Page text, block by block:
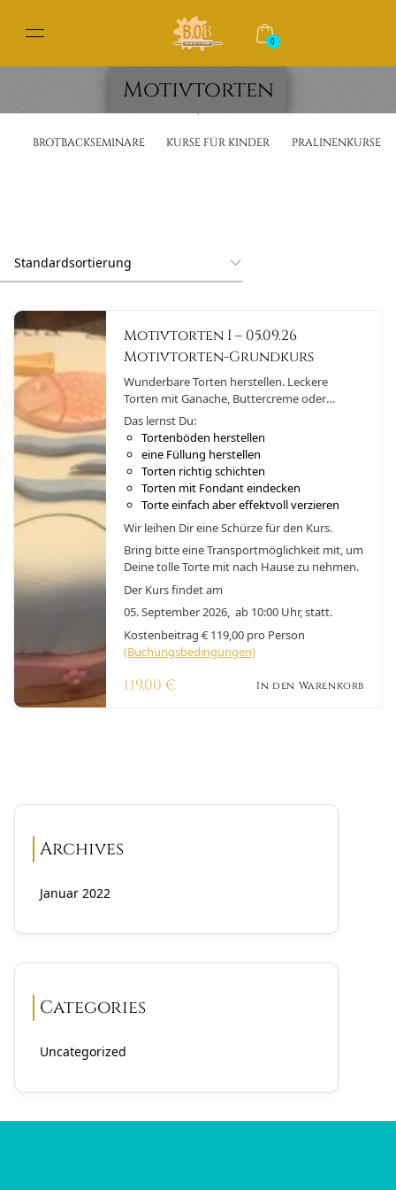
0
Motivtorten
BROTBACKSEMINARE KURSE FÜR KINDER PRALINENKURSE
Motivtorten I – 05.09.26
Motivtorten-Grundkurs
Wunderbare Torten herstellen. Leckere
Torten mit Ganache, Buttercreme oder
Konditorcreme schichten. Richtig mit
Fondant eindecken. Einfache aber effektvolle
Verzierung herstellen, die auch für Anfänger
leicht zu lernen sind. Stell Deine erste perfekte
Motivtorte her!
Das lernst Du:
Tortenböden herstellen
eine Füllung herstellen
Torten richtig schichten
Torten mit Fondant eindecken
Torte einfach aber effektvoll verzieren
Wir leihen Dir eine Schürze für den Kurs.
Bring bitte eine Transportmöglichkeit mit, um
Deine tolle Torte mit nach Hause zu nehmen.
Der Kurs findet am
05. September 2026, ab 10:00 Uhr, statt.
Kostenbeitrag € 119,00 pro Person
(Buchungsbedingungen)
119,00 € In den Warenkorb
Archives
Januar 2022
Categories
Uncategorized